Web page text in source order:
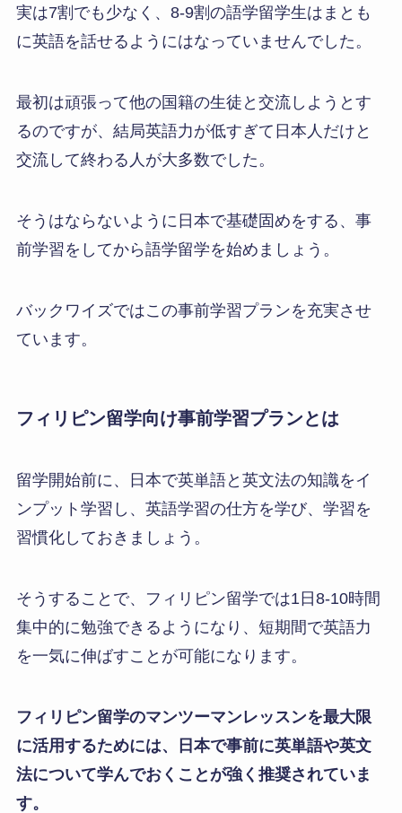
海外に行くだけでは英語は身につかない。
海外に住むだけで英語が話せるように
なると思っている人へ
いまま帰ってきますよ。」
https://twitter.com/koalaenglish180/status/1385844
実は7割でも少なく、8-9割の語学留学生はまとも
に英語を話せるようにはなっていませんでした。
るのですが、結局英語力が低すぎて日本人だけと
交流して終わる人が大多数でした。
前学習をしてから語学留学を始めましょう。
バックワイズではこの事前学習プランを充実させ
ています。